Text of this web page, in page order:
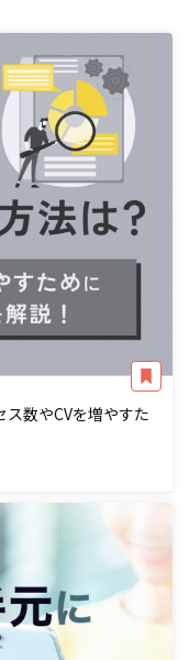
数やCVを増やすた